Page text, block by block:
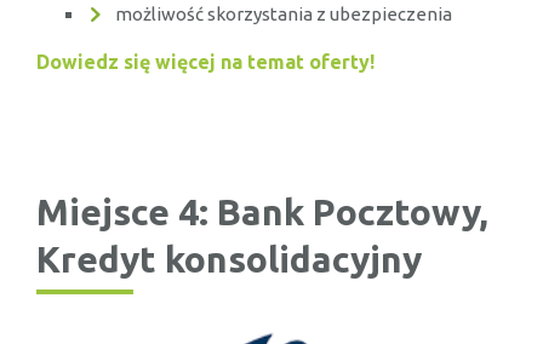
możliwość skorzystania z ubezpieczenia
Dowiedz się więcej na temat oferty!
Miejsce 4: Bank Pocztowy,
Kredyt konsolidacyjny